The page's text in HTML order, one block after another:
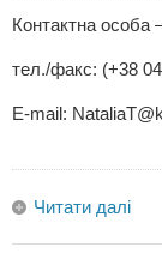
Контактна особа
тел./факс: (+38
Е-mail:
Читати далі